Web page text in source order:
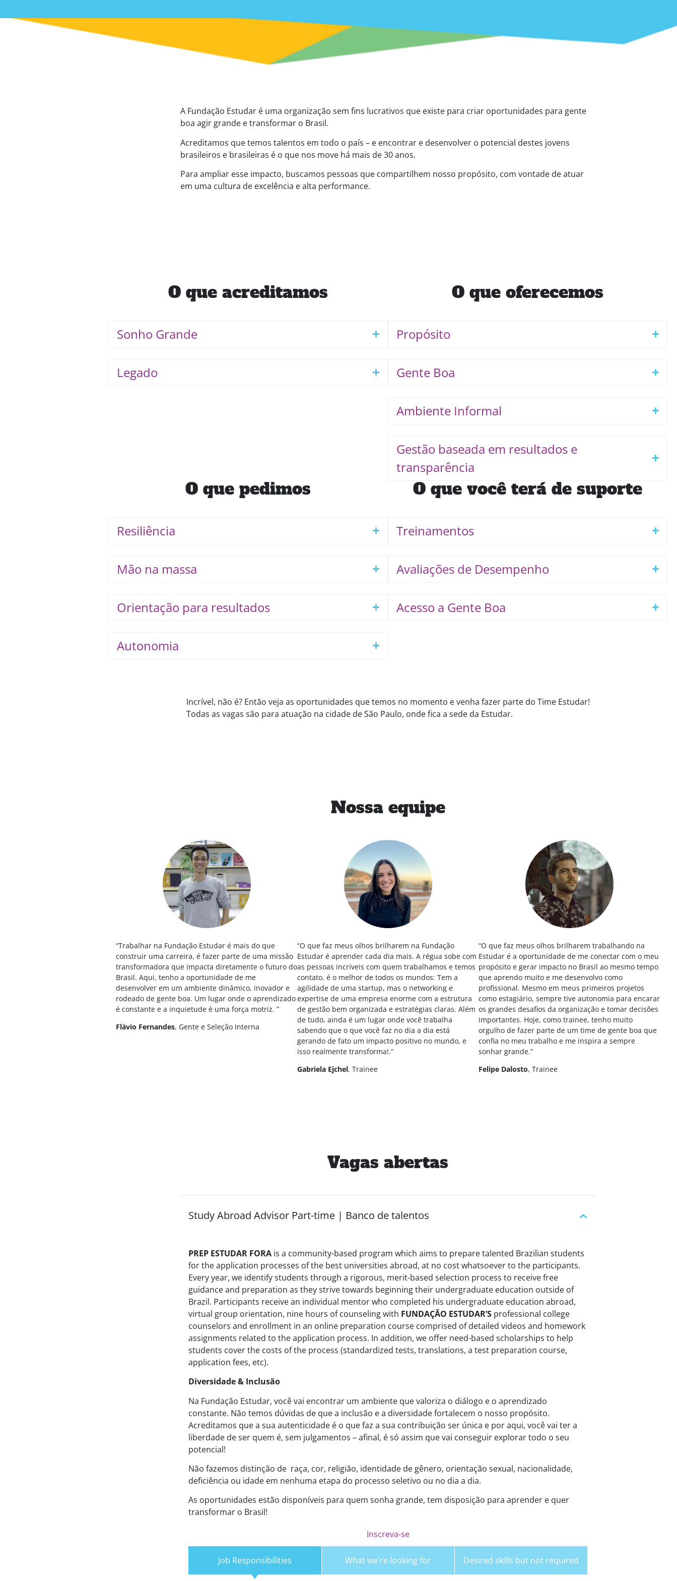
A Fundação Estudar é uma organização sem fins lucrativos que existe para criar oportunidades para gente
boa agir grande e transformar o Brasil.
Acreditamos que temos talentos em todo o país – e encontrar e desenvolver o potencial destes jovens
brasileiros e brasileiras é o que nos move há mais de 30 anos.
Para ampliar esse impacto, buscamos pessoas que compartilhem nosso propósito, com vontade de atuar
em uma cultura de excelência e alta performance.
O que acreditamos
Sonho Grande
Legado
O que oferecemos
Propósito
Gente Boa
Ambiente Informal
Gestão baseada em resultados e
transparência
O que pedimos
Resiliência
Mão na massa
Orientação para resultados
Autonomia
O que você terá de suporte
Treinamentos
Avaliações de Desempenho
Acesso a Gente Boa
Incrível, não é? Então veja as oportunidades que temos no momento e venha fazer parte do Time Estudar!
Todas as vagas são para atuação na cidade de São Paulo, onde fica a sede da Estudar.
Nossa equipe
“Trabalhar na Fundação Estudar é mais do que
construir uma carreira, é fazer parte de uma missão
transformadora que impacta diretamente o futuro do
Brasil. Aqui, tenho a oportunidade de me
desenvolver em um ambiente dinâmico, inovador e
rodeado de gente boa. Um lugar onde o aprendizado
é constante e a inquietude é uma força motriz. ”
Flávio Fernandes, Gente e Seleção Interna
“O que faz meus olhos brilharem na Fundação
Estudar é aprender cada dia mais. A régua sobe com
as pessoas incríveis com quem trabalhamos e temos
contato, é o melhor de todos os mundos: Tem a
agilidade de uma startup, mas o networking e
expertise de uma empresa enorme com a estrutura
de gestão bem organizada e estratégias claras. Além
de tudo, ainda é um lugar onde você trabalha
sabendo que o que você faz no dia a dia está
gerando de fato um impacto positivo no mundo, e
isso realmente transforma!.”
Gabriela Ejchel, Trainee
“O que faz meus olhos brilharem trabalhando na
Estudar é a oportunidade de me conectar com o meu
propósito e gerar impacto no Brasil ao mesmo tempo
que aprendo muito e me desenvolvo como
profissional. Mesmo em meus primeiros projetos
como estagiário, sempre tive autonomia para encarar
os grandes desafios da organização e tomar decisões
importantes. Hoje, como trainee, tenho muito
orgulho de fazer parte de um time de gente boa que
confia no meu trabalho e me inspira a sempre
sonhar grande.”
Felipe Dalosto, Trainee
Vagas abertas
Study Abroad Advisor Part-time | Banco de talentos
PREP ESTUDAR FORA is a community-based program which aims to prepare talented Brazilian students
for the application processes of the best universities abroad, at no cost whatsoever to the participants.
Every year, we identify students through a rigorous, merit-based selection process to receive free
guidance and preparation as they strive towards beginning their undergraduate education outside of
Brazil. Participants receive an individual mentor who completed his undergraduate education abroad,
virtual group orientation, nine hours of counseling with FUNDAÇÃO ESTUDAR’S professional college
counselors and enrollment in an online preparation course comprised of detailed videos and homework
assignments related to the application process. In addition, we offer need-based scholarships to help
students cover the costs of the process (standardized tests, translations, a test preparation course,
application fees, etc).
Diversidade & Inclusão
Na Fundação Estudar, você vai encontrar um ambiente que valoriza o diálogo e o aprendizado
constante. Não temos dúvidas de que a inclusão e a diversidade fortalecem o nosso propósito.
Acreditamos que a sua autenticidade é o que faz a sua contribuição ser única e por aqui, você vai ter a
liberdade de ser quem é, sem julgamentos – afinal, é só assim que vai conseguir explorar todo o seu
potencial!
Não fazemos distinção de raça, cor, religião, identidade de gênero, orientação sexual, nacionalidade,
deficiência ou idade em nenhuma etapa do processo seletivo ou no dia a dia.
As oportunidades estão disponíveis para quem sonha grande, tem disposição para aprender e quer
transformar o Brasil!
Inscreva-se
Job Responsibilities What we're looking for Desired skills but not required